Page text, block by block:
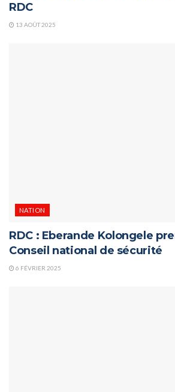
RDC
13 AOÛT 2025
NATION
RDC : Eberande Kolongele
Conseil national de sécurité
6 FÉVRIER 2025